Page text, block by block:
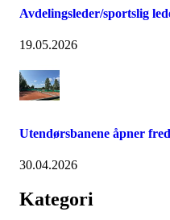
Avdelingsleder/sportslig
19.05.2026
Utendørsbanene åpner
30.04.2026
Kategori